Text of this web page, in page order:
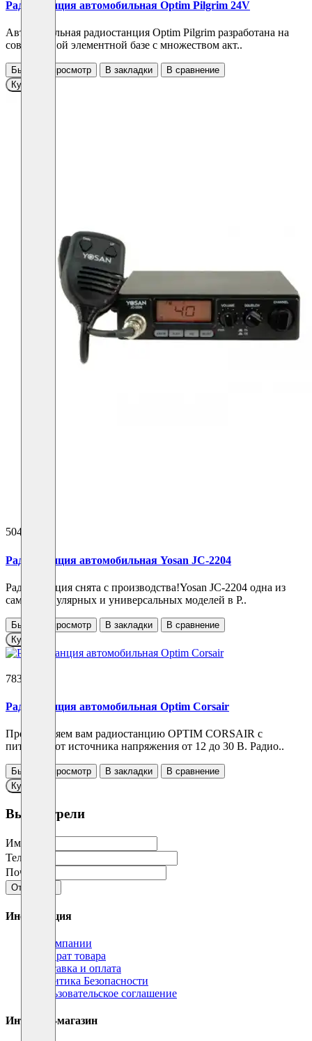
Радиостанция автомобильная Optim Pilgrim 24V
Автомобильная радиостанция Optim Pilgrim разработана на
современной элементной базе с множеством акт..
Быстрый просмотр В закладки
В сравнение
Купить
5040 ₽
Радиостанция автомобильная Yosan JC-2204
Радиостанция снята с производства!Yosan JC-2204 одна из
самых популярных и универсальных моделей в Р..
Быстрый просмотр В закладки
В сравнение
Купить
7830 ₽
Радиостанция автомобильная Optim Corsair
Представляем вам радиостанцию OPTIM CORSAIR с
питанием от источника напряжения от 12 до 30 В. Радио..
Быстрый просмотр В закладки
В сравнение
Купить
Вы смотрели
Имя
Телефон
Почта
Отправить
Информация
О компании
Возврат товара
Доставка и оплата
Политика Безопасности
Пользовательское соглашение
Интернет-магазин